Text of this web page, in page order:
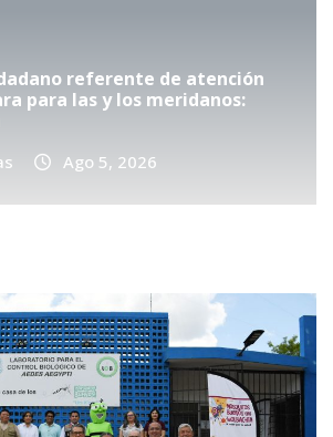
referente de atención
para las y los meridanos:
Ago 5, 2026